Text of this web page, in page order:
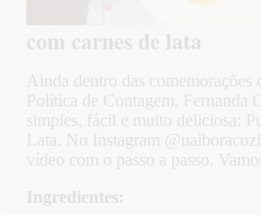
com carnes de lata
Ainda dentro das comemorações
Política de Contagem, Fernanda
simples, fácil e muito deliciosa:
Lata. No Instagram
vídeo com o passo a passo.
Ingredientes: